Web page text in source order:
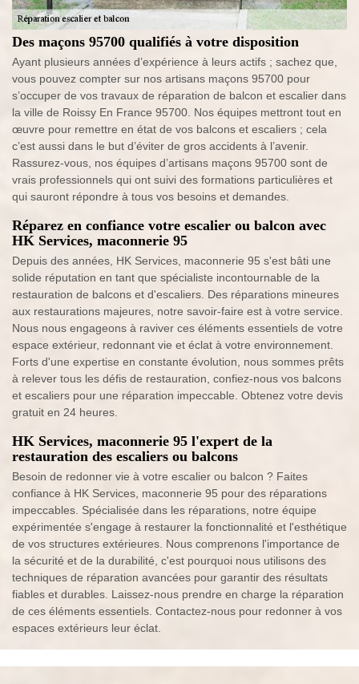
Des maçons 95700 qualifiés à votre disposition
Ayant plusieurs années d’expérience à leurs actifs ; sachez que,
vous pouvez compter sur nos artisans maçons 95700 pour
s’occuper de vos travaux de réparation de balcon et escalier dans
la ville de Roissy En France 95700. Nos équipes mettront tout en
œuvre pour remettre en état de vos balcons et escaliers ; cela
c’est aussi dans le but d’éviter de gros accidents à l’avenir.
Rassurez-vous, nos équipes d’artisans maçons 95700 sont de
vrais professionnels qui ont suivi des formations particulières et
qui sauront répondre à tous vos besoins et demandes.
Réparez en confiance votre escalier ou balcon avec
HK Services, maconnerie 95
Depuis des années, HK Services, maconnerie 95 s'est bâti une
solide réputation en tant que spécialiste incontournable de la
restauration de balcons et d'escaliers. Des réparations mineures
aux restaurations majeures, notre savoir-faire est à votre service.
Nous nous engageons à raviver ces éléments essentiels de votre
espace extérieur, redonnant vie et éclat à votre environnement.
Forts d'une expertise en constante évolution, nous sommes prêts
à relever tous les défis de restauration, confiez-nous vos balcons
et escaliers pour une réparation impeccable. Obtenez votre devis
gratuit en 24 heures.
HK Services, maconnerie 95 l'expert de la
restauration des escaliers ou balcons
Besoin de redonner vie à votre escalier ou balcon ? Faites
confiance à HK Services, maconnerie 95 pour des réparations
impeccables. Spécialisée dans les réparations, notre équipe
expérimentée s'engage à restaurer la fonctionnalité et l'esthétique
de vos structures extérieures. Nous comprenons l'importance de
la sécurité et de la durabilité, c'est pourquoi nous utilisons des
techniques de réparation avancées pour garantir des résultats
fiables et durables. Laissez-nous prendre en charge la réparation
de ces éléments essentiels. Contactez-nous pour redonner à vos
espaces extérieurs leur éclat.